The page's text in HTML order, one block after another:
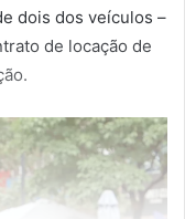
dois dos veículos –
de locação de